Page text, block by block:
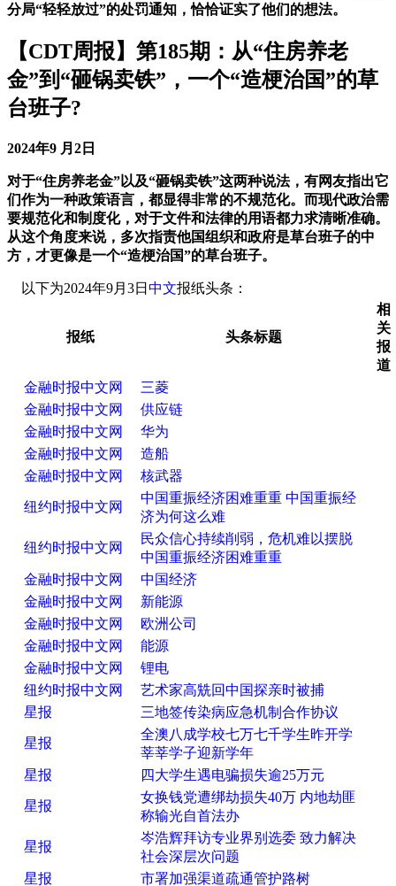
分局“轻轻放过”的处罚通知，恰恰证实了他们的想法。
【CDT周报】第185期：从“住房养老
金”到“砸锅卖铁”，一个“造梗治国”的草
台班子?
2024年9 月2日
对于“住房养老金”以及“砸锅卖铁”这两种说法，有网友指出它
们作为一种政策语言，都显得非常的不规范化。而现代政治需
要规范化和制度化，对于文件和法律的用语都力求清晰准确。
从这个角度来说，多次指责他国组织和政府是草台班子的中
方，才更像是一个“造梗治国”的草台班子。
以下为2024年9月3日 中文报纸头条：
报纸 头条标题
相
关
报
道
金融时报中文网
三菱
金融时报中文网
供应链
金融时报中文网
华为
金融时报中文网
造船
金融时报中文网
核武器
纽约时报中文网
中国重振经济困难重重 中国重振经
济为何这么难
纽约时报中文网
民众信心持续削弱，危机难以摆脱
中国重振经济困难重重
金融时报中文网
中国经济
金融时报中文网
新能源
金融时报中文网
欧洲公司
金融时报中文网
能源
金融时报中文网
锂电
纽约时报中文网
艺术家高兟回中国探亲时被捕
星报
三地签传染病应急机制合作协议
星报
全澳八成学校七万七千学生昨开学
莘莘学子迎新学年
星报
四大学生遇电骗损失逾25万元
星报
女换钱党遭绑劫损失40万 内地劫匪
称输光自首法办
星报
岑浩辉拜访专业界别选委 致力解决
社会深层次问题
星报
市署加强渠道疏通管护路树